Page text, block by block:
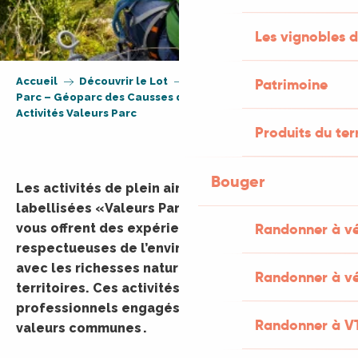
Les vignobles
Patrimoine
Produits du
Bouger
Randonner à
Randonner à
Randonner à
Accueil
Découvrir le Lot
Parc – Géoparc des Causses du Quercy
Activités Valeurs Parc
​Les activités de plein air et sportives
labellisées « Valeurs Parc naturel régional »
vous offrent des expériences authentiques et
respectueuses de l’environnement, en harmonie
avec les richesses naturelles et culturelles des
territoires. Ces activités sont proposées par des
professionnels engagés qui partagent des
valeurs communes .